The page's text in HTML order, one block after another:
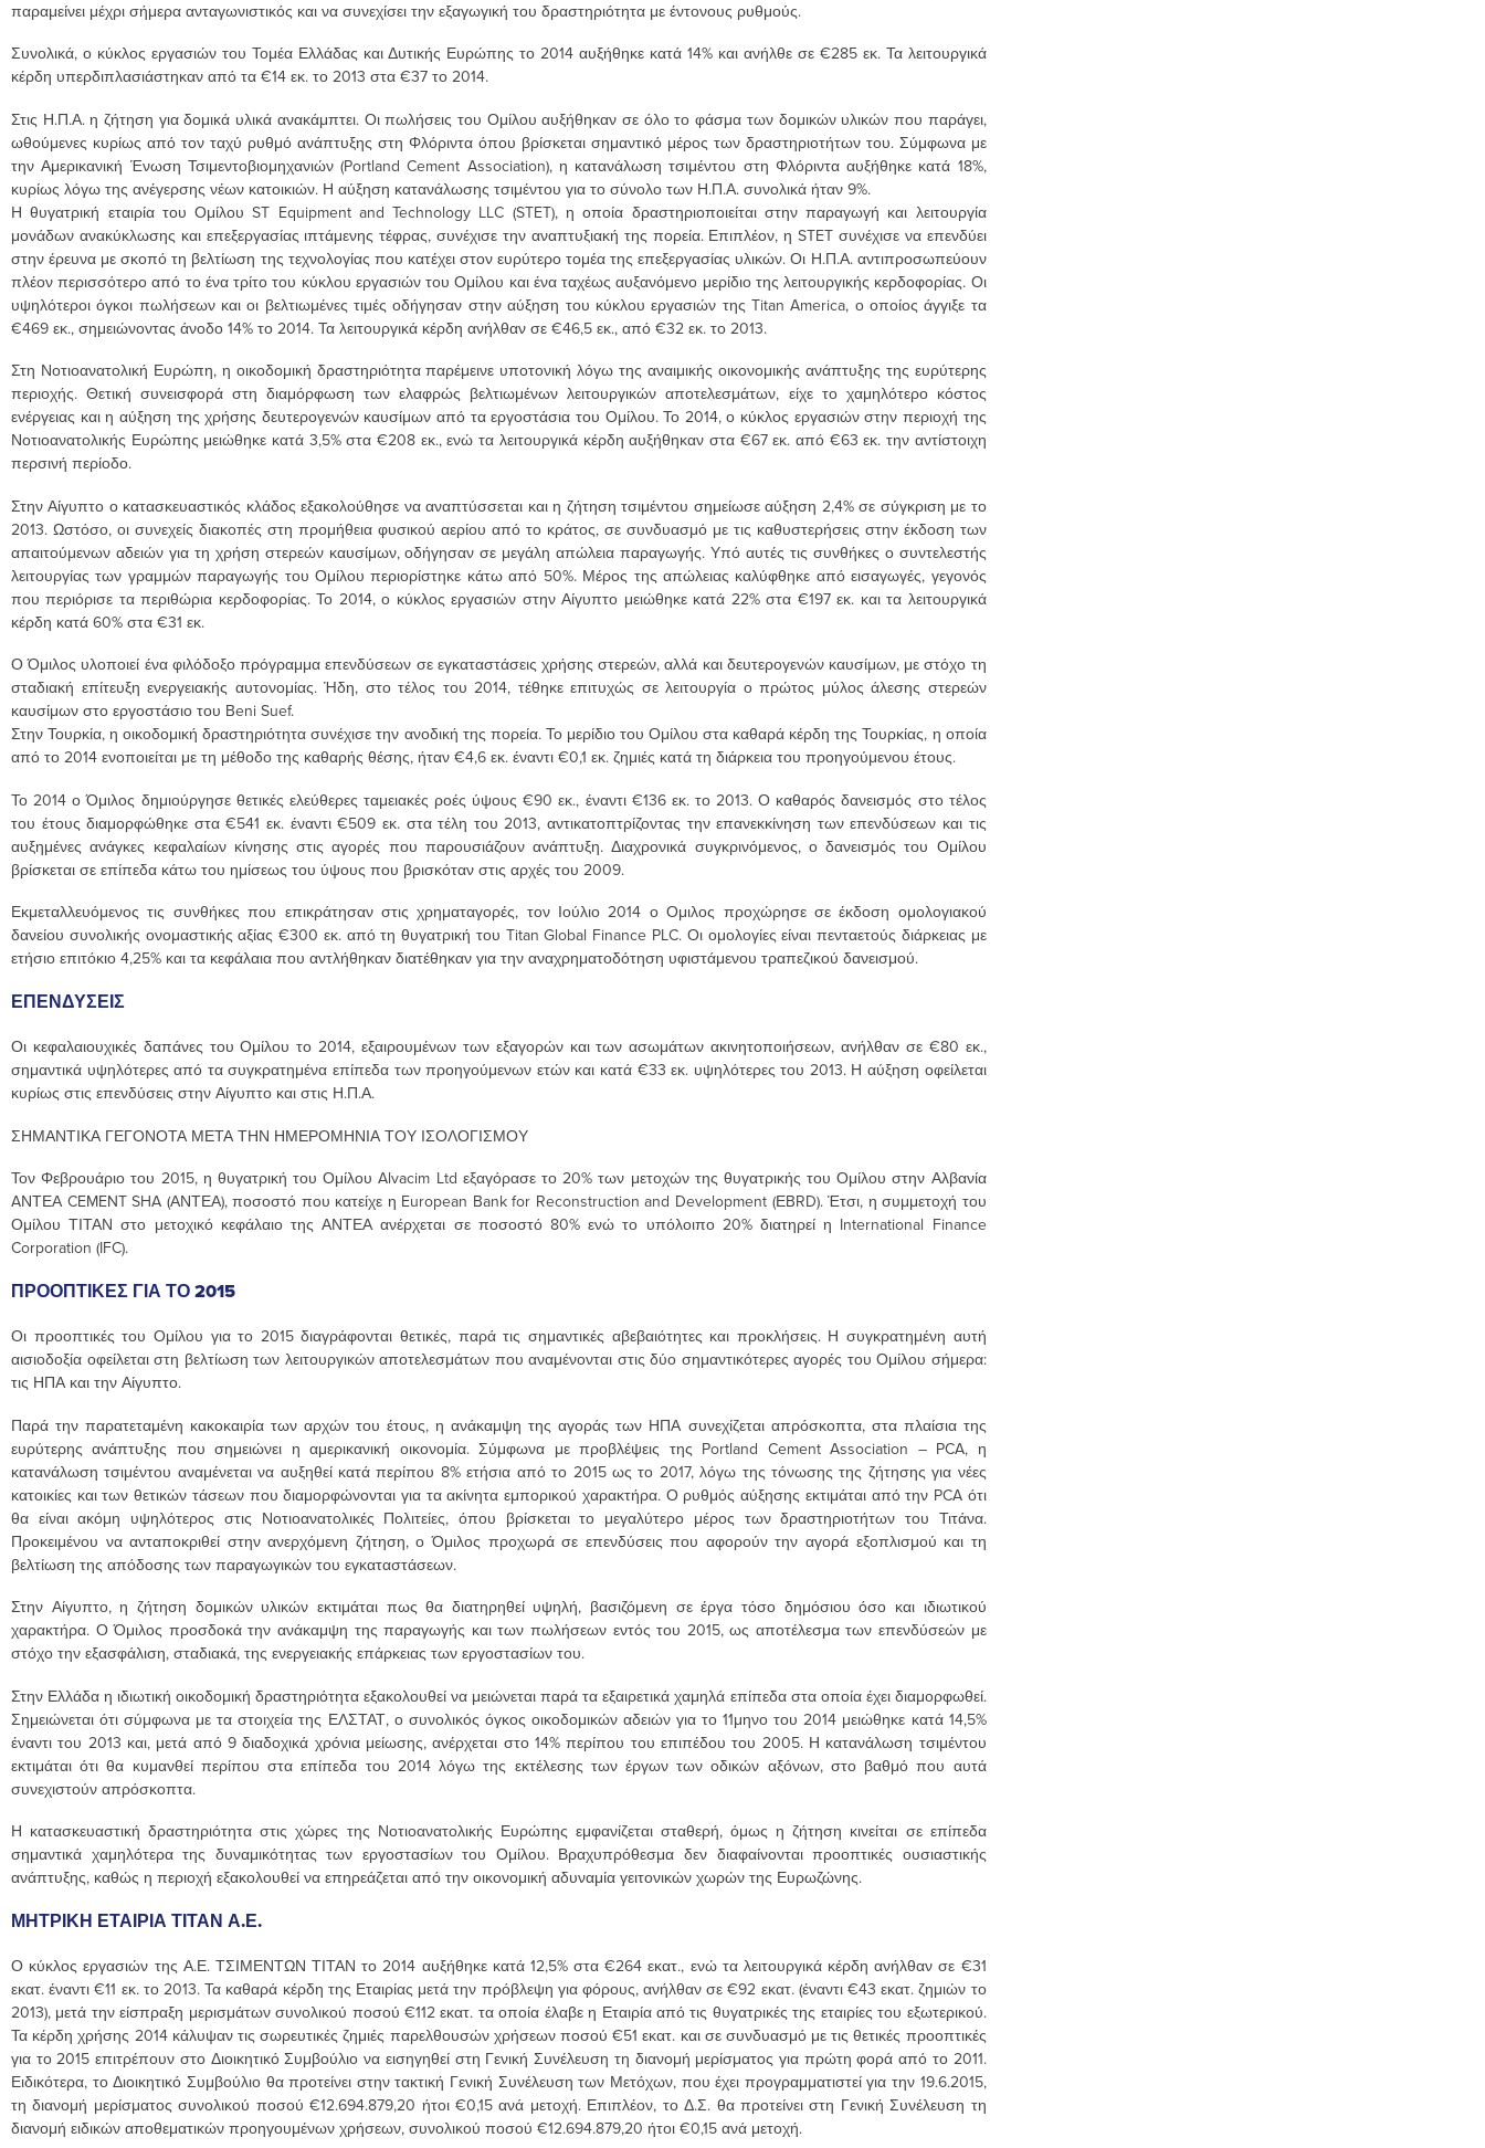
παραμείνει μέχρι σήμερα ανταγωνιστικός και να συνεχίσει την εξαγωγική του δραστηριότητα με έντονους ρυθμούς.
Συνολικά, ο κύκλος εργασιών του Τομέα Ελλάδας και Δυτικής Ευρώπης το 2014 αυξήθηκε κατά 14% και ανήλθε σε €285 εκ. Τα λειτουργικά
κέρδη υπερδιπλασιάστηκαν από τα €14 εκ. το 2013 στα €37 το 2014.
Στις Η.Π.Α. η ζήτηση για δομικά υλικά ανακάμπτει. Οι πωλήσεις του Ομίλου αυξήθηκαν σε όλο το φάσμα των δομικών υλικών που παράγει,
ωθούμενες κυρίως από τον ταχύ ρυθμό ανάπτυξης στη Φλόριντα όπου βρίσκεται σημαντικό μέρος των δραστηριοτήτων του. Σύμφωνα με
την Αμερικανική Ένωση Τσιμεντοβιομηχανιών (Portland Cement Association), η κατανάλωση τσιμέντου στη Φλόριντα αυξήθηκε κατά 18%,
κυρίως λόγω της ανέγερσης νέων κατοικιών. Η αύξηση κατανάλωσης τσιμέντου για το σύνολο των Η.Π.Α. συνολικά ήταν 9%.
Η θυγατρική εταιρία του Ομίλου ST Equipment and Technology LLC (STET), η οποία δραστηριοποιείται στην παραγωγή και λειτουργία
μονάδων ανακύκλωσης και επεξεργασίας ιπτάμενης τέφρας, συνέχισε την αναπτυξιακή της πορεία. Επιπλέον, η STET συνέχισε να επενδύει
στην έρευνα με σκοπό τη βελτίωση της τεχνολογίας που κατέχει στον ευρύτερο τομέα της επεξεργασίας υλικών. Οι Η.Π.Α. αντιπροσωπεύουν
πλέον περισσότερο από το ένα τρίτο του κύκλου εργασιών του Ομίλου και ένα ταχέως αυξανόμενο μερίδιο της λειτουργικής κερδοφορίας. Οι
υψηλότεροι όγκοι πωλήσεων και οι βελτιωμένες τιμές οδήγησαν στην αύξηση του κύκλου εργασιών της Titan America, ο οποίος άγγιξε τα
€469 εκ., σημειώνοντας άνοδο 14% το 2014. Τα λειτουργικά κέρδη ανήλθαν σε €46,5 εκ., από €32 εκ. το 2013.
Στη Νοτιοανατολική Ευρώπη, η οικοδομική δραστηριότητα παρέμεινε υποτονική λόγω της αναιμικής οικονομικής ανάπτυξης της ευρύτερης
περιοχής. Θετική συνεισφορά στη διαμόρφωση των ελαφρώς βελτιωμένων λειτουργικών αποτελεσμάτων, είχε το χαμηλότερο κόστος
ενέργειας και η αύξηση της χρήσης δευτερογενών καυσίμων από τα εργοστάσια του Ομίλου. Το 2014, ο κύκλος εργασιών στην περιοχή της
Νοτιοανατολικής Ευρώπης μειώθηκε κατά 3,5% στα €208 εκ., ενώ τα λειτουργικά κέρδη αυξήθηκαν στα €67 εκ. από €63 εκ. την αντίστοιχη
περσινή περίοδο.
Στην Αίγυπτο ο κατασκευαστικός κλάδος εξακολούθησε να αναπτύσσεται και η ζήτηση τσιμέντου σημείωσε αύξηση 2,4% σε σύγκριση με το
2013. Ωστόσο, οι συνεχείς διακοπές στη προμήθεια φυσικού αερίου από το κράτος, σε συνδυασμό με τις καθυστερήσεις στην έκδοση των
απαιτούμενων αδειών για τη χρήση στερεών καυσίμων, οδήγησαν σε μεγάλη απώλεια παραγωγής. Υπό αυτές τις συνθήκες ο συντελεστής
λειτουργίας των γραμμών παραγωγής του Ομίλου περιορίστηκε κάτω από 50%. Μέρος της απώλειας καλύφθηκε από εισαγωγές, γεγονός
που περιόρισε τα περιθώρια κερδοφορίας. Το 2014, ο κύκλος εργασιών στην Αίγυπτο μειώθηκε κατά 22% στα €197 εκ. και τα λειτουργικά
κέρδη κατά 60% στα €31 εκ.
Ο Όμιλος υλοποιεί ένα φιλόδοξο πρόγραμμα επενδύσεων σε εγκαταστάσεις χρήσης στερεών, αλλά και δευτερογενών καυσίμων, με στόχο τη
σταδιακή επίτευξη ενεργειακής αυτονομίας. Ήδη, στο τέλος του 2014, τέθηκε επιτυχώς σε λειτουργία ο πρώτος μύλος άλεσης στερεών
καυσίμων στο εργοστάσιο του Beni Suef.
Στην Τουρκία, η οικοδομική δραστηριότητα συνέχισε την ανοδική της πορεία. Το μερίδιο του Ομίλου στα καθαρά κέρδη της Τουρκίας, η οποία
από το 2014 ενοποιείται με τη μέθοδο της καθαρής θέσης, ήταν €4,6 εκ. έναντι €0,1 εκ. ζημιές κατά τη διάρκεια του προηγούμενου έτους.
Το 2014 ο Όμιλος δημιούργησε θετικές ελεύθερες ταμειακές ροές ύψους €90 εκ., έναντι €136 εκ. το 2013. Ο καθαρός δανεισμός στο τέλος
του έτους διαμορφώθηκε στα €541 εκ. έναντι €509 εκ. στα τέλη του 2013, αντικατοπτρίζοντας την επανεκκίνηση των επενδύσεων και τις
αυξημένες ανάγκες κεφαλαίων κίνησης στις αγορές που παρουσιάζουν ανάπτυξη. Διαχρονικά συγκρινόμενος, ο δανεισμός του Ομίλου
βρίσκεται σε επίπεδα κάτω του ημίσεως του ύψους που βρισκόταν στις αρχές του 2009.
Εκμεταλλευόμενος τις συνθήκες που επικράτησαν στις χρηματαγορές, τον Ιούλιο 2014 ο Ομιλος προχώρησε σε έκδοση ομολογιακού
δανείου συνολικής ονομαστικής αξίας €300 εκ. από τη θυγατρική του Titan Global Finance PLC. Οι ομολογίες είναι πενταετούς διάρκειας με
ετήσιο επιτόκιο 4,25% και τα κεφάλαια που αντλήθηκαν διατέθηκαν για την αναχρηματοδότηση υφιστάμενου τραπεζικού δανεισμού.
ΕΠΕΝΔΥΣΕΙΣ
Οι κεφαλαιουχικές δαπάνες του Ομίλου το 2014, εξαιρουμένων των εξαγορών και των ασωμάτων ακινητοποιήσεων, ανήλθαν σε €80 εκ.,
σημαντικά υψηλότερες από τα συγκρατημένα επίπεδα των προηγούμενων ετών και κατά €33 εκ. υψηλότερες του 2013. Η αύξηση οφείλεται
κυρίως στις επενδύσεις στην Αίγυπτο και στις Η.Π.Α.
ΣΗΜΑΝΤΙΚΑ ΓΕΓΟΝΟΤΑ ΜΕΤΑ ΤΗΝ ΗΜΕΡΟΜΗΝΙΑ ΤΟΥ ΙΣΟΛΟΓΙΣΜΟΥ
Τον Φεβρουάριο του 2015, η θυγατρική του Ομίλου Alvacim Ltd εξαγόρασε το 20% των μετοχών της θυγατρικής του Ομίλου στην Αλβανία
AΝΤΕΑ CEMENT SHA (ΑΝΤΕΑ), ποσοστό που κατείχε η European Bank for Reconstruction and Development (ΕBRD). Έτσι, η συμμετοχή του
Ομίλου ΤΙΤΑΝ στο μετοχικό κεφάλαιο της ΑΝΤΕΑ ανέρχεται σε ποσοστό 80% ενώ το υπόλοιπο 20% διατηρεί η International Finance
Corporation (IFC).
ΠΡΟΟΠΤΙΚΕΣ ΓΙΑ ΤΟ 2015
Οι προοπτικές του Ομίλου για το 2015 διαγράφονται θετικές, παρά τις σημαντικές αβεβαιότητες και προκλήσεις. Η συγκρατημένη αυτή
αισιοδοξία οφείλεται στη βελτίωση των λειτουργικών αποτελεσμάτων που αναμένονται στις δύο σημαντικότερες αγορές του Ομίλου σήμερα:
τις ΗΠΑ και την Αίγυπτο.
Παρά την παρατεταμένη κακοκαιρία των αρχών του έτους, η ανάκαμψη της αγοράς των ΗΠΑ συνεχίζεται απρόσκοπτα, στα πλαίσια της
ευρύτερης ανάπτυξης που σημειώνει η αμερικανική οικονομία. Σύμφωνα με προβλέψεις της Portland Cement Association – PCA, η
κατανάλωση τσιμέντου αναμένεται να αυξηθεί κατά περίπου 8% ετήσια από το 2015 ως το 2017, λόγω της τόνωσης της ζήτησης για νέες
κατοικίες και των θετικών τάσεων που διαμορφώνονται για τα ακίνητα εμπορικού χαρακτήρα. Ο ρυθμός αύξησης εκτιμάται από την PCA ότι
θα είναι ακόμη υψηλότερος στις Νοτιοανατολικές Πολιτείες, όπου βρίσκεται το μεγαλύτερο μέρος των δραστηριοτήτων του Τιτάνα.
Προκειμένου να ανταποκριθεί στην ανερχόμενη ζήτηση, ο Όμιλος προχωρά σε επενδύσεις που αφορούν την αγορά εξοπλισμού και τη
βελτίωση της απόδοσης των παραγωγικών του εγκαταστάσεων.
Στην Αίγυπτο, η ζήτηση δομικών υλικών εκτιμάται πως θα διατηρηθεί υψηλή, βασιζόμενη σε έργα τόσο δημόσιου όσο και ιδιωτικού
χαρακτήρα. Ο Όμιλος προσδοκά την ανάκαμψη της παραγωγής και των πωλήσεων εντός του 2015, ως αποτέλεσμα των επενδύσεών με
στόχο την εξασφάλιση, σταδιακά, της ενεργειακής επάρκειας των εργοστασίων του.
Στην Ελλάδα η ιδιωτική οικοδομική δραστηριότητα εξακολουθεί να μειώνεται παρά τα εξαιρετικά χαμηλά επίπεδα στα οποία έχει διαμορφωθεί.
Σημειώνεται ότι σύμφωνα με τα στοιχεία της ΕΛΣΤΑΤ, ο συνολικός όγκος οικοδομικών αδειών για το 11μηνο του 2014 μειώθηκε κατά 14,5%
έναντι του 2013 και, μετά από 9 διαδοχικά χρόνια μείωσης, ανέρχεται στο 14% περίπου του επιπέδου του 2005. Η κατανάλωση τσιμέντου
εκτιμάται ότι θα κυμανθεί περίπου στα επίπεδα του 2014 λόγω της εκτέλεσης των έργων των οδικών αξόνων, στο βαθμό που αυτά
συνεχιστούν απρόσκοπτα.
Η κατασκευαστική δραστηριότητα στις χώρες της Νοτιοανατολικής Ευρώπης εμφανίζεται σταθερή, όμως η ζήτηση κινείται σε επίπεδα
σημαντικά χαμηλότερα της δυναμικότητας των εργοστασίων του Ομίλου. Βραχυπρόθεσμα δεν διαφαίνονται προοπτικές ουσιαστικής
ανάπτυξης, καθώς η περιοχή εξακολουθεί να επηρεάζεται από την οικονομική αδυναμία γειτονικών χωρών της Ευρωζώνης.
ΜΗΤΡΙΚΗ ΕΤΑΙΡΙΑ ΤΙΤΑΝ Α.Ε.
Ο κύκλος εργασιών της Α.Ε. ΤΣΙΜΕΝΤΩΝ ΤΙΤΑΝ το 2014 αυξήθηκε κατά 12,5% στα €264 εκατ., ενώ τα λειτουργικά κέρδη ανήλθαν σε €31
εκατ. έναντι €11 εκ. το 2013. Τα καθαρά κέρδη της Εταιρίας μετά την πρόβλεψη για φόρους, ανήλθαν σε €92 εκατ. (έναντι €43 εκατ. ζημιών το
2013), μετά την είσπραξη μερισμάτων συνολικού ποσού €112 εκατ. τα οποία έλαβε η Εταιρία από τις θυγατρικές της εταιρίες του εξωτερικού.
Τα κέρδη χρήσης 2014 κάλυψαν τις σωρευτικές ζημιές παρελθουσών χρήσεων ποσού €51 εκατ. και σε συνδυασμό με τις θετικές προοπτικές
για το 2015 επιτρέπουν στο Διοικητικό Συμβούλιο να εισηγηθεί στη Γενική Συνέλευση τη διανομή μερίσματος για πρώτη φορά από το 2011.
Ειδικότερα, το Διοικητικό Συμβούλιο θα προτείνει στην τακτική Γενική Συνέλευση των Μετόχων, που έχει προγραμματιστεί για την 19.6.2015,
τη διανομή μερίσματος συνολικού ποσού €12.694.879,20 ήτοι €0,15 ανά μετοχή. Επιπλέον, το Δ.Σ. θα προτείνει στη Γενική Συνέλευση τη
διανομή ειδικών αποθεματικών προηγουμένων χρήσεων, συνολικού ποσού €12.694.879,20 ήτοι €0,15 ανά μετοχή.